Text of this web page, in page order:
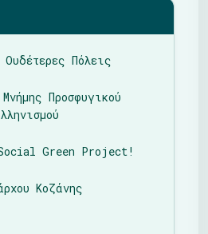
Πόλεις
Προσφυγικού
Green Project!
Κοζάνης